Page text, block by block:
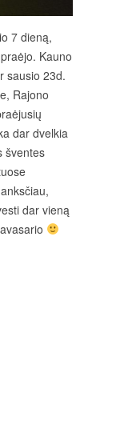
7 dieną,
Kauno
sausio 23d.
Rajono
dar dvelkia
šventes
dar vieną